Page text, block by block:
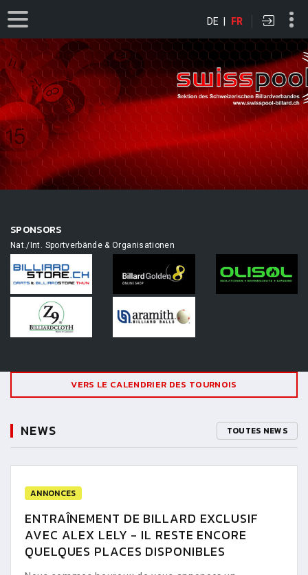
DE | FR
SPONSORS
Nat./Int. Sportverbände & Organisationen
VERS LE CALENDRIER DES TOURNOIS
NEWS TOUTES NEWS
ANNONCES
ENTRAÎNEMENT DE BILLARD EXCLUSIF
AVEC ALEX LELY - IL RESTE ENCORE
QUELQUES PLACES DISPONIBLES